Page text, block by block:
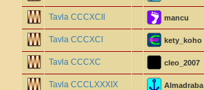
Tavla CCCXCII mancu
Tavla CCCXCI kety_koho
Tavla CCCXC cleo_2007
Tavla CCCLXXXIX Almadraba